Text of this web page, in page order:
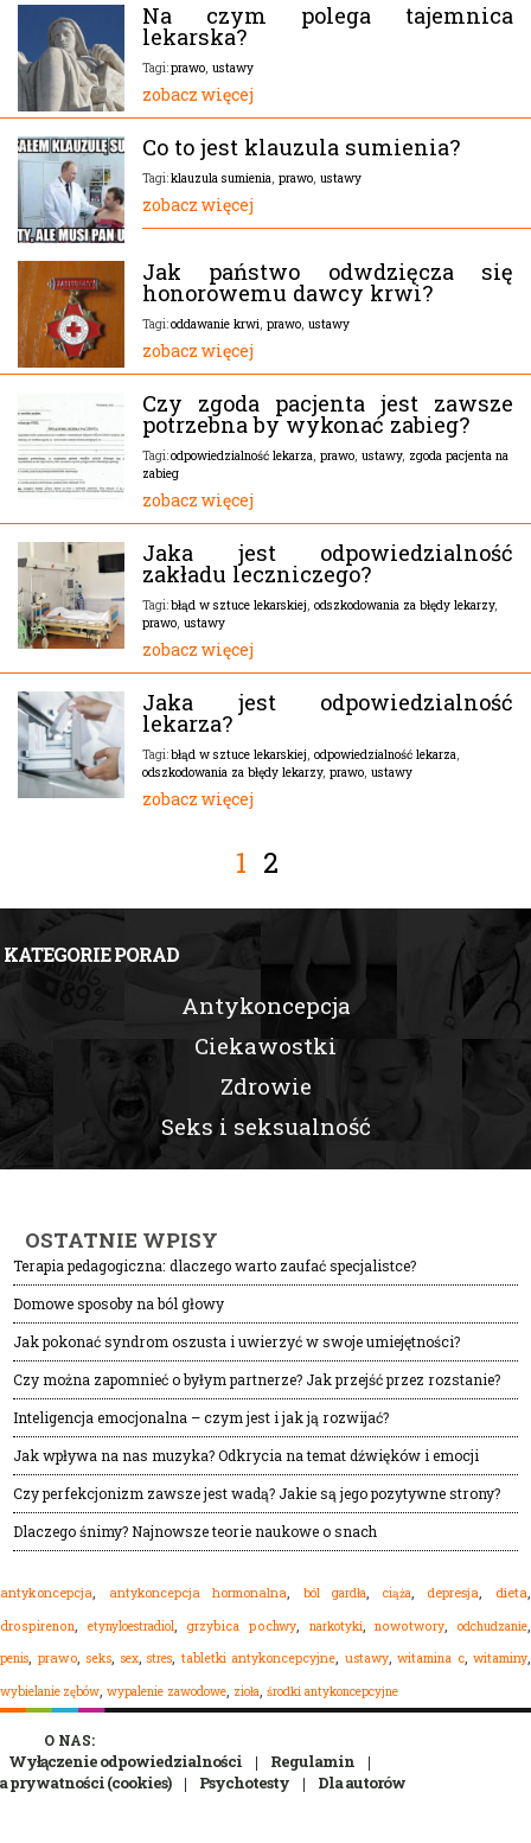
Na czym polega tajemnica
lekarska?
Tagi:prawo, ustawy
zobacz więcej
Co to jest klauzula sumienia?
Tagi:klauzula sumienia, prawo, ustawy
zobacz więcej
Jak państwo odwdzięcza się
honorowemu dawcy krwi?
Tagi:oddawanie krwi, prawo, ustawy
zobacz więcej
Czy zgoda pacjenta jest zawsze
potrzebna by wykonać zabieg?
Tagi:odpowiedzialność lekarza, prawo, ustawy, zgoda pacjenta na
zabieg
zobacz więcej
Jaka jest odpowiedzialność
zakładu leczniczego?
Tagi:błąd w sztuce lekarskiej, odszkodowania za błędy lekarzy,
prawo, ustawy
zobacz więcej
Jaka jest odpowiedzialność
lekarza?
Tagi:błąd w sztuce lekarskiej, odpowiedzialność lekarza,
odszkodowania za błędy lekarzy, prawo, ustawy
zobacz więcej
1 2
KATEGORIE PORAD
Antykoncepcja
Ciekawostki
Zdrowie
Seks i seksualność
OSTATNIE WPISY
Terapia pedagogiczna: dlaczego warto zaufać specjalistce?
Domowe sposoby na ból głowy
Jak pokonać syndrom oszusta i uwierzyć w swoje umiejętności?
Czy można zapomnieć o byłym partnerze? Jak przejść przez rozstanie?
Inteligencja emocjonalna – czym jest i jak ją rozwijać?
Jak wpływa na nas muzyka? Odkrycia na temat dźwięków i emocji
Czy perfekcjonizm zawsze jest wadą? Jakie są jego pozytywne strony?
Dlaczego śnimy? Najnowsze teorie naukowe o snach
antykoncepcja antykoncepcja hormonalna ból gardła ciąża depresja ,dieta
drospirenon etynyloestradiol grzybica pochwy narkotyki ,nowotwory ,odchudzanie
penis prawo, seks sex, stres tabletki antykoncepcyjne ustawy, witamina c, witaminy
wybielanie zębów wypalenie zawodowe zioła środki antykoncepcyjne
O NAS:
Wyłączenie odpowiedzialności
Regulamin
prywatności (cookies)
Psychotesty Dla autorów